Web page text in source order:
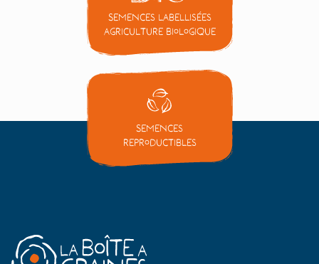
Semences labellisées
Agriculture Biologique
Semences
reproductibles